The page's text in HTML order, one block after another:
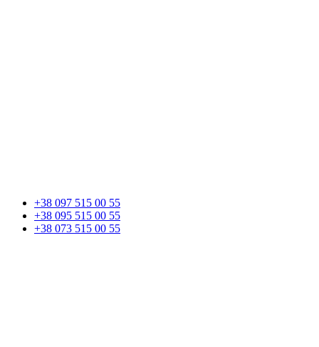
+38 097 515 00 55
+38 095 515 00 55
+38 073 515 00 55